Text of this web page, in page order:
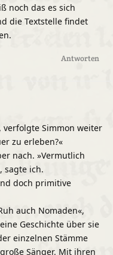
noch das es sich
die Textstelle findet
Antworten
verfolgte Simmon weiter
zu erleben?«
nach. »Vermutlich
sagte ich.
doch primitive
auch Nomaden«,
Geschichte über sie
einzelnen Stämme
Sänger. Mit ihren